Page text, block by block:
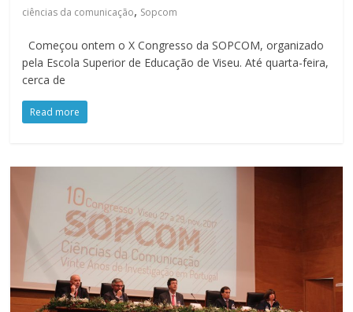
ciências da comunicação, Sopcom
Começou ontem o X Congresso da SOPCOM, organizado
pela Escola Superior de Educação de Viseu. Até quarta-feira,
cerca de
Read more